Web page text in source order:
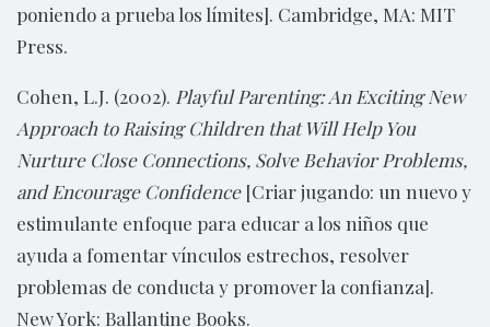
poniendo a prueba los límites]. Cambridge, MA: MIT
Press.
Cohen, L.J. (2002). Playful Parenting: An Exciting New
Approach to Raising Children that Will Help You
Nurture Close Connections, Solve Behavior Problems,
and Encourage Confidence[Criar jugando: un nuevo y
estimulante enfoque para educar a los niños que
ayuda a fomentar vínculos estrechos, resolver
problemas de conducta y promover la confianza].
New York: Ballantine Books.